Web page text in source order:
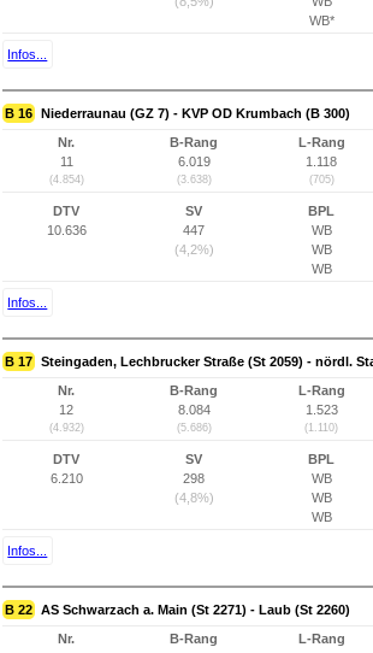
WB*
Infos...
B 16 Niederraunau (GZ 7) - KVP OD Krumbach (B 300)
Nr.
11
(4.854)
B-Rang
6.019
(3.638)
L-Rang
1.118
(705)
DTV
10.636
SV
447
(4,2%)
BPL
WB
WB
WB
Infos...
B 17 Steingaden, Lechbrucker Straße (St 2059) - nördl.
Nr.
12
(4.932)
B-Rang
8.084
(5.686)
L-Rang
1.523
(1.110)
DTV
6.210
SV
298
(4,8%)
BPL
WB
WB
WB
Infos...
B 22 AS Schwarzach a. Main (St 2271) - Laub (St 2260)
Nr.
B-Rang
L-Rang